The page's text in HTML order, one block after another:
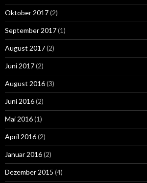
Oktober 2017(2)
September 2017(1)
August 2017(2)
Juni 2017(2)
August 2016(3)
Juni 2016(2)
Mai 2016(1)
April 2016(2)
Januar 2016(2)
Dezember 2015 (4)